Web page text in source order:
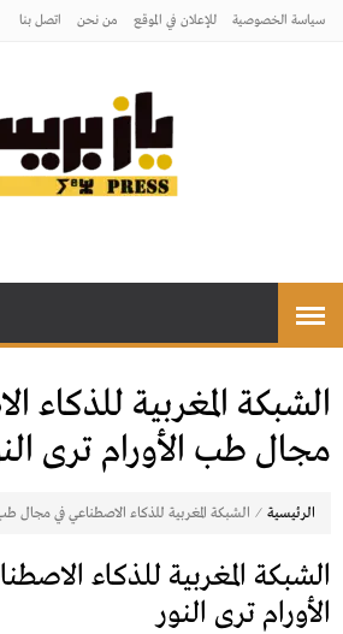
سياسة الخصوصية للإعلان في الموقع من نحن اتصل بنـا
الشبكة المغربية للذكاء
مجال طب الأورام ترى
الرئيسية ⁄ الشبكة المغربية للذكاء الاصطناعي في مجال طب
الشبكة المغربية للذكاء
الأورام ترى النور